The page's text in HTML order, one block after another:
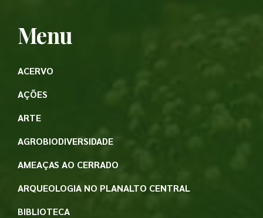
Menu
ACERVO
AÇÕES
ARTE
AGROBIODIVERSIDADE
AMEAÇAS AO CERRADO
ARQUEOLOGIA NO PLANALTO CENTRAL
BIBLIOTECA